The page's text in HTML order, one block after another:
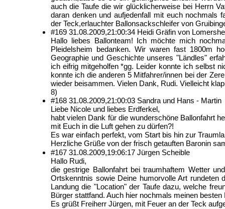
auch die Taufe die wir glücklicherweise bei Herrn
daran denken und aufjedenfall mit euch nochmals
der Teck,erlauchter Ballonsackschleifer von
#169 31.08.2009,21:00:34 Heidi Gräfin von
Hallo liebes Ballonteam! Ich möchte mich
Pleidelsheim bedanken. Wir waren fast 1800m
Geographie und Geschichte unseres "Ländles"
ich eifrig mitgeholfen *gg. Leider konnte ich selbst
konnte ich die anderen 5 Mitfahrer/innen bei der
wieder beisammen. Vielen Dank, Rudi. Vielleicht
8)
#168 31.08.2009,21:00:03 Sandra und Hans - Martin
Liebe Nicole und liebes Erdferkel,
habt vielen Dank für die wunderschöne Ballonfahrt
mit Euch in die Luft gehen zu dürfen?!
Es war einfach perfekt, vom Start bis hin zur
Herzliche Grüße von der frisch getauften Baronin
#167 31.08.2009,19:06:17 Jürgen Scheible
Hallo Rudi,
die gestrige Ballonfahrt bei traumhaftem Wetter
Ortskenntnis sowie Deine humorvolle Art
Landung die "Location" der Taufe dazu, welche
Bürger stattfand. Auch hier nochmals meinen besten
Es grüßt Freiherr Jürgen, mit Feuer an der Teck